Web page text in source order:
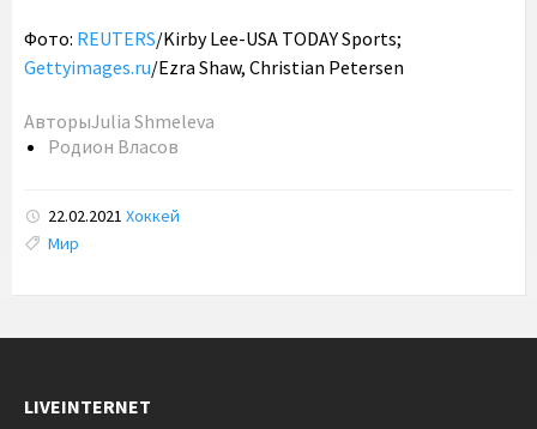
Фото: REUTERS/Kirby Lee-USA TODAY Sports;
Gettyimages.ru/Ezra Shaw, Christian Petersen
АвторыJulia Shmeleva
Родион Власов
22.02.2021 Хоккей
Tags:
Мир
LIVEINTERNET